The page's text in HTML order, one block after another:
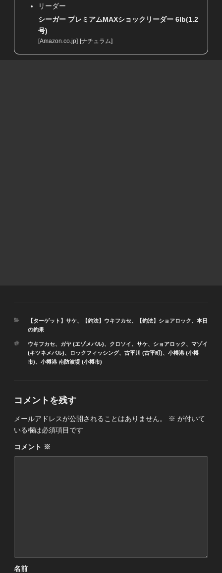
リーダー
シーガー プレミアムMAXショックリーダー 6lb(1.2
号)
[Amazon.co.jp] [ナチュラム]
カ
テ
リ
ー
【ターゲット】サケ、 【釣法】ウキフカセ、 【釣法】ショアロック、 本日
の釣果
タ
グ
ウキフカセ、 ガヤ (エゾメバル)、 クロソイ、 サケ、 ショアロック、 マゾイ
(キツネメバル)、 ロックフィッシング、 古平川 (古平町)、 小樽港 (小樽
市)、 小樽港 南防波堤 (小樽市)
コメントを残す
メールアドレスが公開されることはありません。 ※ が付いて
いる欄は必須項目です
コメント ※
名前